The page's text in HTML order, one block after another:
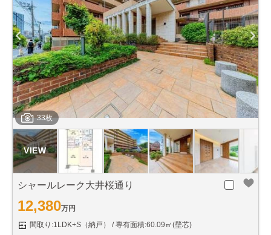
33枚
シャールレーク大井桜通り
12,380万円
間取り:1LDK+S（納戸）
専有面積:60.09㎡(壁芯)